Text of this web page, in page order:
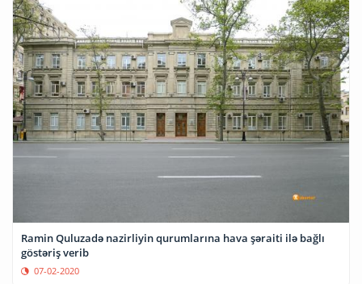
Ramin Quluzadə nazirliyin qurumlarına hava şəraiti ilə bağlı
göstəriş verib
07-02-2020